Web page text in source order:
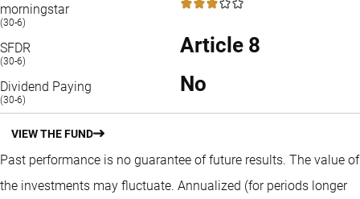
morningstar
(30-6)
3 / 5
SFDR
(30-6)
Article 8
Dividend Paying
(30-6)
No
VIEW THE FUND
Past performance is no guarantee of future results. The value of
the investments may fluctuate. Annualized (for periods longer